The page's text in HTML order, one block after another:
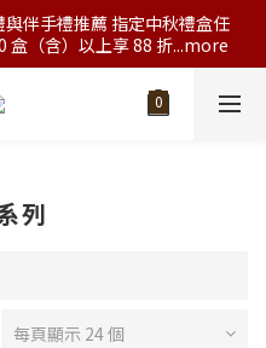
伴手禮推薦 指定中秋禮盒任
盒（含）以上享 88 折...more
列
每頁顯示 24 個